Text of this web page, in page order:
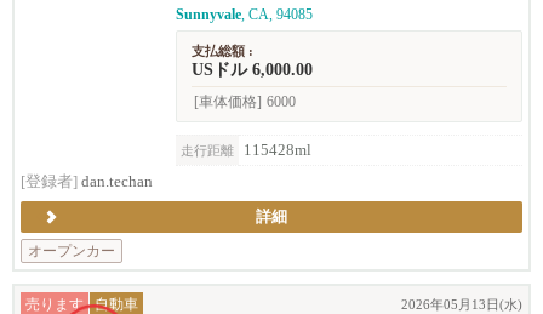
Sunnyvale, CA, 94085
支払総額 :
USドル 6,000.00
[車体価格] 6000
走行距離
115428ml
[登録者] dan.techan
詳細
オープンカー
売ります 自動車 2026年05月13日(水)